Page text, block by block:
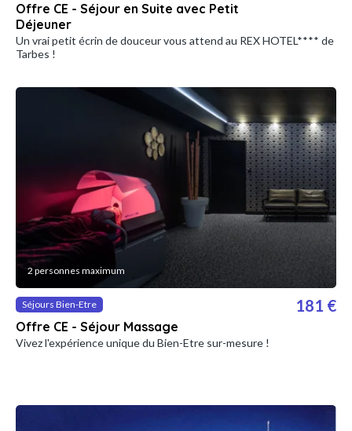
Offre CE - Séjour en Suite avec Petit
Déjeuner
Un vrai petit écrin de douceur vous attend au REX HOTEL**** de
Tarbes !
2 personnes maximum
Séjours Bien-Etre
Offre CE - Séjour Massage
181 €
Vivez l'expérience unique du Bien-Etre sur-mesure !